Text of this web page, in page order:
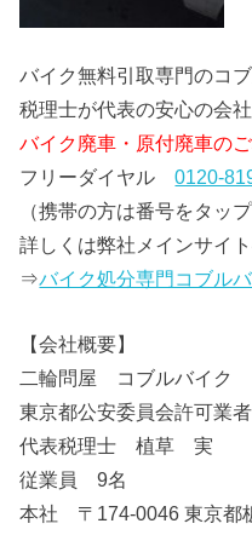
バイク無料引取専門のコ
税理士が代表の安心の会社
バイク廃車・原付廃車の
フリーダイヤル0120-
（携帯の方は番号をタップ
詳しくは弊社メインサイト
⇒バイク処分専門コブル
【会社概要】
二輪問屋 コブルバイク
東京都公安委員会許可業
代表税理士 植草 実
従業員 9名
本社 〒174-0046 東京都